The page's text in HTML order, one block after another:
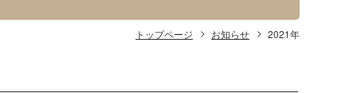
トップページ お知らせ 2021年